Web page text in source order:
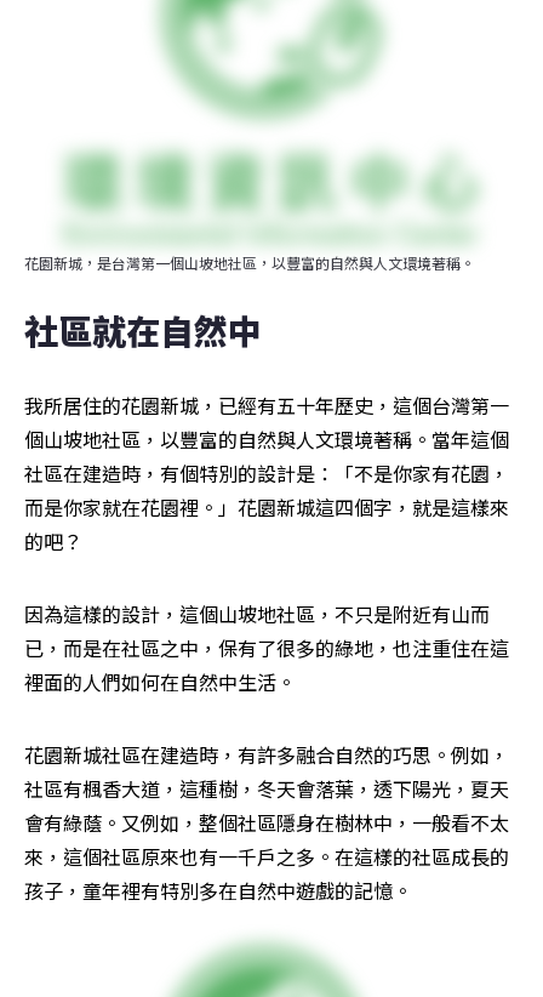
花園新城，是台灣第一個山坡地社區，以豐富的自然與人文環境著稱。
社區就在自然中
我所居住的花園新城，已經有五十年歷史，這個台灣第一
個山坡地社區，以豐富的自然與人文環境著稱。當年這個
社區在建造時，有個特別的設計是：「不是你家有花園，
而是你家就在花園裡。」花園新城這四個字，就是這樣來
的吧？
因為這樣的設計，這個山坡地社區，不只是附近有山而
已，而是在社區之中，保有了很多的綠地，也注重住在這
裡面的人們如何在自然中生活。
花園新城社區在建造時，有許多融合自然的巧思。例如，
社區有楓香大道，這種樹，冬天會落葉，透下陽光，夏天
會有綠蔭。又例如，整個社區隱身在樹林中，一般看不太
來，這個社區原來也有一千戶之多。在這樣的社區成長的
孩子，童年裡有特別多在自然中遊戲的記憶。